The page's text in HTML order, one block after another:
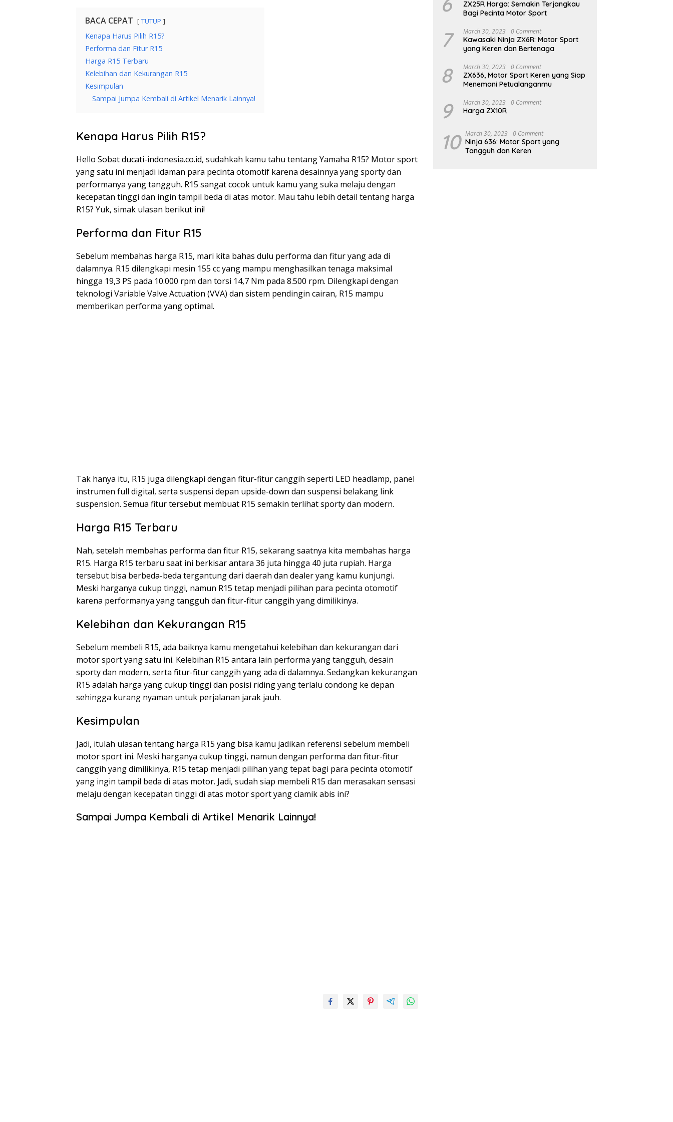
BACA CEPAT TUTUP
Kenapa Harus Pilih R15?
Performa dan Fitur R15
Harga R15 Terbaru
Kelebihan dan Kekurangan R15
Kesimpulan
Sampai Jumpa Kembali di Artikel Menarik Lainnya!
Kenapa Harus Pilih R15?
Hello Sobat ducati-indonesia.co.id, sudahkah kamu tahu tentang Yamaha R15? Motor sport
yang satu ini menjadi idaman para pecinta otomotif karena desainnya yang sporty dan
performanya yang tangguh. R15 sangat cocok untuk kamu yang suka melaju dengan
kecepatan tinggi dan ingin tampil beda di atas motor. Mau tahu lebih detail tentang harga
R15? Yuk, simak ulasan berikut ini!
Performa dan Fitur R15
Sebelum membahas harga R15, mari kita bahas dulu performa dan fitur yang ada di
dalamnya. R15 dilengkapi mesin 155 cc yang mampu menghasilkan tenaga maksimal
hingga 19,3 PS pada 10.000 rpm dan torsi 14,7 Nm pada 8.500 rpm. Dilengkapi dengan
teknologi Variable Valve Actuation (VVA) dan sistem pendingin cairan, R15 mampu
memberikan performa yang optimal.
Tak hanya itu, R15 juga dilengkapi dengan fitur-fitur canggih seperti LED headlamp, panel
instrumen full digital, serta suspensi depan upside-down dan suspensi belakang link
suspension. Semua fitur tersebut membuat R15 semakin terlihat sporty dan modern.
Harga R15 Terbaru
Nah, setelah membahas performa dan fitur R15, sekarang saatnya kita membahas harga
R15. Harga R15 terbaru saat ini berkisar antara 36 juta hingga 40 juta rupiah. Harga
tersebut bisa berbeda-beda tergantung dari daerah dan dealer yang kamu kunjungi.
Meski harganya cukup tinggi, namun R15 tetap menjadi pilihan para pecinta otomotif
karena performanya yang tangguh dan fitur-fitur canggih yang dimilikinya.
Kelebihan dan Kekurangan R15
Sebelum membeli R15, ada baiknya kamu mengetahui kelebihan dan kekurangan dari
motor sport yang satu ini. Kelebihan R15 antara lain performa yang tangguh, desain
sporty dan modern, serta fitur-fitur canggih yang ada di dalamnya. Sedangkan kekurangan
R15 adalah harga yang cukup tinggi dan posisi riding yang terlalu condong ke depan
sehingga kurang nyaman untuk perjalanan jarak jauh.
Kesimpulan
Jadi, itulah ulasan tentang harga R15 yang bisa kamu jadikan referensi sebelum membeli
motor sport ini. Meski harganya cukup tinggi, namun dengan performa dan fitur-fitur
canggih yang dimilikinya, R15 tetap menjadi pilihan yang tepat bagi para pecinta otomotif
yang ingin tampil beda di atas motor. Jadi, sudah siap membeli R15 dan merasakan sensasi
melaju dengan kecepatan tinggi di atas motor sport yang ciamik abis ini?
Sampai Jumpa Kembali di Artikel Menarik Lainnya!
ZX25R Harga: Semakin Terjangkau
Bagi Pecinta Motor Sport
7 March 30, 2023 0 Comment
Kawasaki Ninja ZX6R: Motor Sport
yang Keren dan Bertenaga
8 March 30, 2023 0 Comment
ZX636, Motor Sport Keren yang Siap
Menemani Petualanganmu
9 March 30, 2023 0 Comment
Harga ZX10R
10 March 30, 2023 0 Comment
Ninja 636: Motor Sport yang
Tangguh dan Keren